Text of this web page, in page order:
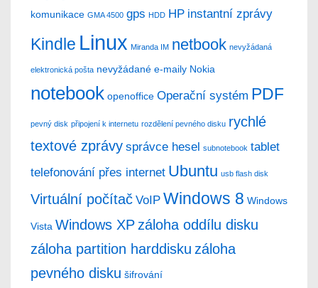
komunikace GMA 4500 gps HDD HP instantní zprávy
Kindle Linux Miranda IM netbook nevyžádaná
elektronická pošta nevyžádané e-maily Nokia
notebook openoffice Operační systém PDF
pevný disk připojení k internetu rozdělení pevného disku rychlé
textové zprávy správce hesel subnotebook tablet
telefonování přes internet Ubuntu usb flash disk
Virtuální počítač VoIP Windows 8 Windows
Vista Windows XP záloha oddílu disku
záloha partition harddisku záloha
pevného disku šifrování